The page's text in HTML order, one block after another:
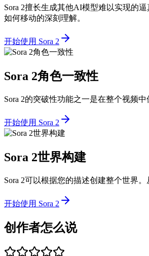
Sora 2擅长生成其他AI模型难以实现的
如何移动的深刻理解。
开始使用 Sora 2
Sora 2角色一致性
Sora 2的突破性功能之一是在整个视频
开始使用 Sora 2
Sora 2世界构建
Sora 2可以根据您的描述创建整个世界
开始使用 Sora 2
创作者怎么说